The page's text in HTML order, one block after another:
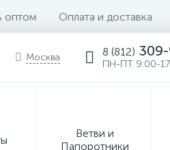
оптом Оплата и доставка
Москва 8 (812)
ПН-ПТ 9:00-
Ветви и
Папоротники